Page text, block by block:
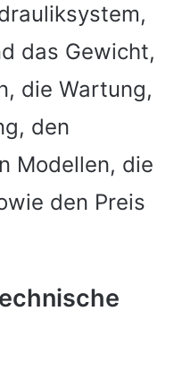
das Gewicht,
die Wartung,
den
Modellen, die
den Preis